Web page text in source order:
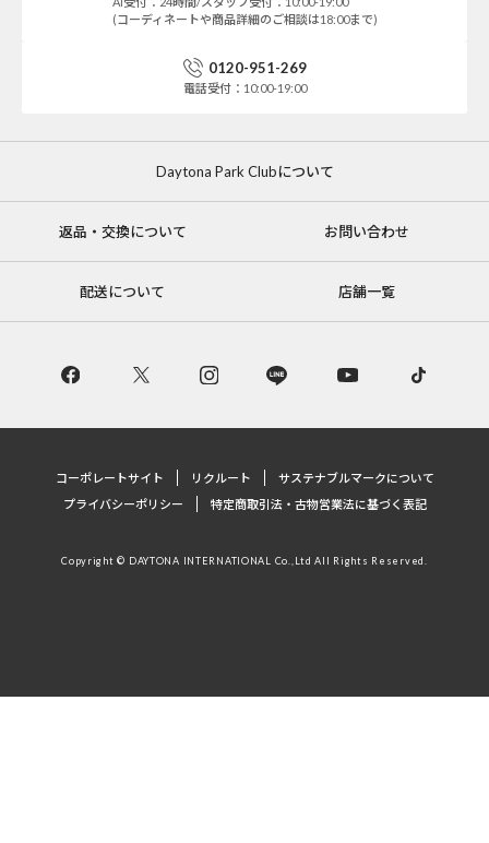
(コーディネートや商品詳細のご相談は18:00まで)
0120-951-269
電話受付：10:00-19:00
Daytona Park Clubについて
返品・交換について お問い合わせ
配送について 店舗一覧
コーポレートサイト リクルート
サステナブルマークについて
プライバシーポリシー
特定商取引法・古物営業法に基づく表記
Copyright © DAYTONA INTERNATIONAL Co.,Ltd All Rights Reserved.